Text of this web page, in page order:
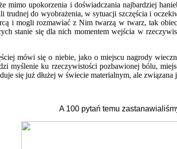
mimo upokorzenia i doświadczania najbardziej
do wyobrażenia, w sytuacji szczęścia i
i mogli rozmawiać z Nim twarzą w twarz, tak
stanie się dla nich momentem wejścia w
mówi się o niebie, jako o miejscu nagrody
myślenie ku rzeczywistości pozbawionej bólu,
się już dłużej w świecie materialnym, ale
A 100 pytań temu